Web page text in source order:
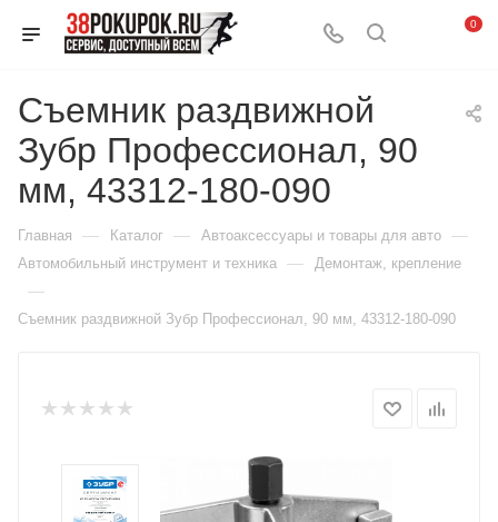
0
Съемник раздвижной
Зубр Профессионал, 90
мм, 43312-180-090
Главная — Каталог — Автоаксессуары и товары для авто —
Автомобильный инструмент и техника — Демонтаж, крепление
—
Съемник раздвижной Зубр Профессионал, 90 мм, 43312-180-090